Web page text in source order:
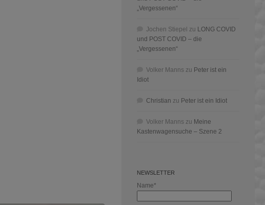
„Vergessenen“
Jochen Stiepel zu LONG COVID
und POST COVID – die
„Vergessenen“
Volker Manns zu Peter ist ein
Idiot
Christian zu Peter ist ein Idiot
Volker Manns zu Meine
Kastenwagensuche – Szene 2
NEWSLETTER
Name*